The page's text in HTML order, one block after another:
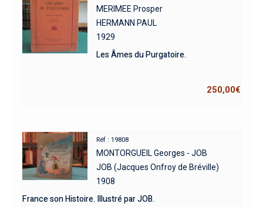
MERIMEE Prosper
HERMANN PAUL
1929
Les Âmes du Purgatoire.
250,00€
Réf : 19808
MONTORGUEIL Georges - JOB
JOB (Jacques Onfroy de Bréville)
1908
France son Histoire. Illustré par JOB.